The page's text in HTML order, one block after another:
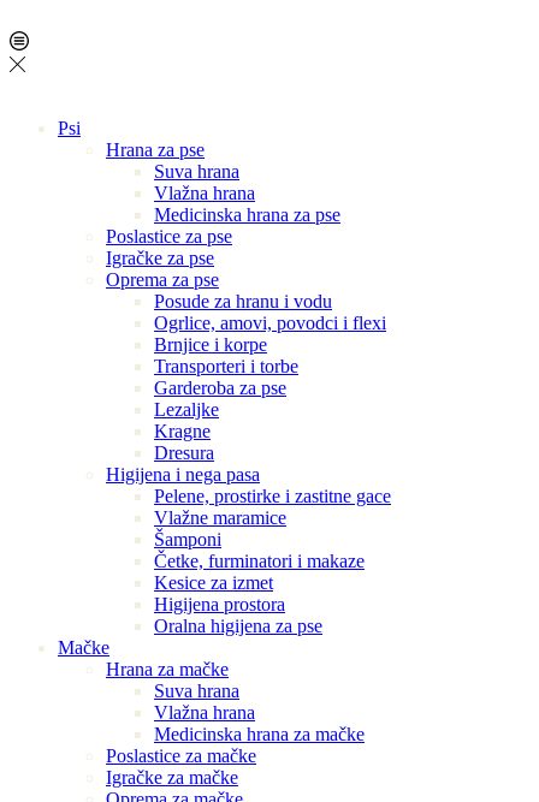
Psi
Hrana za pse
Suva hrana
Vlažna hrana
Medicinska hrana za pse
Poslastice za pse
Igračke za pse
Oprema za pse
Posude za hranu i vodu
Ogrlice, amovi, povodci i flexi
Brnjice i korpe
Transporteri i torbe
Garderoba za pse
Lezaljke
Kragne
Dresura
Higijena i nega pasa
Pelene, prostirke i zastitne gace
Vlažne maramice
Šamponi
Četke, furminatori i makaze
Kesice za izmet
Higijena prostora
Oralna higijena za pse
Mačke
Hrana za mačke
Suva hrana
Vlažna hrana
Medicinska hrana za mačke
Poslastice za mačke
Igračke za mačke